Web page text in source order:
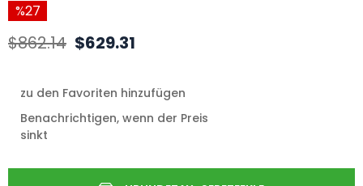
27
$862.14 $629.31
zu den Favoriten hinzufügen
Benachrichtigen, wenn der Preis
sinkt